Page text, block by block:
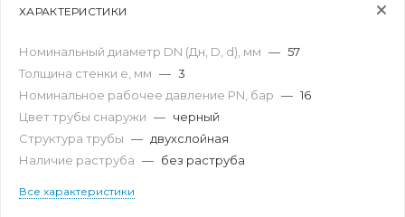
ХАРАКТЕРИСТИКИ
Номинальный диаметр DN (Дн, D, d), мм — 57
Толщина стенки e, мм — 3
Номинальное рабочее давление PN, бар — 16
Цвет трубы снаружи — черный
Структура трубы — двухслойная
Наличие раструба — без раструба
Все характеристики